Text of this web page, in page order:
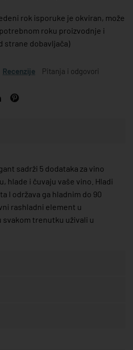
rok isporuke je okviran, može
roku proizvodnje i
strane dobavljača)
Recenzije Pitanja i odgovori
sadrži 5 dodataka za vino
hlade i čuvaju vaše vino. Hladi
I održava ga hladnim do 90
rashladni element u
svakom trenutku uživali u